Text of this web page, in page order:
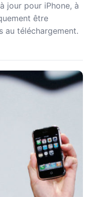
jour pour iPhone, à
être
au téléchargement.